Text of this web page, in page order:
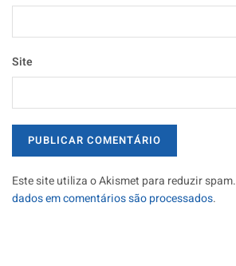
Site
Este site utiliza o Akismet para reduzir spam.
dados em comentários são processados.